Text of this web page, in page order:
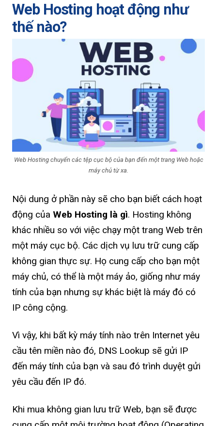
Web Hosting hoạt động như
thế nào?
Web Hosting chuyển các tệp cục bộ của bạn đến một trang Web hoặc
máy chủ từ xa.
Nội dung ở phần này sẽ cho bạn biết cách hoạt
động của Web Hosting là gì. Hosting không
khác nhiều so với việc chạy một trang Web trên
một máy cục bộ. Các dịch vụ lưu trữ cung cấp
không gian thực sự. Họ cung cấp cho bạn một
máy chủ, có thể là một máy ảo, giống như máy
tính của bạn nhưng sự khác biệt là máy đó có
IP công cộng.
Vì vậy, khi bất kỳ máy tính nào trên Internet yêu
cầu tên miền nào đó, DNS Lookup sẽ gửi IP
đến máy tính của bạn và sau đó trình duyệt gửi
yêu cầu đến IP đó.
Khi mua không gian lưu trữ Web, bạn sẽ được